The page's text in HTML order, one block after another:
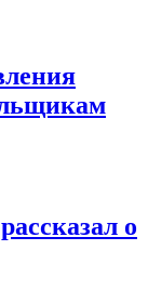
о